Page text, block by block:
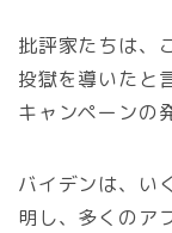
批評家たちは、
投獄を導いたと
キャンペーンの
バイデンは、い
明し、多くのア